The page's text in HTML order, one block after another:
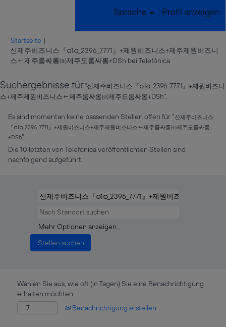
Sprache Profil anzeigen
Startseite |
신제주비즈니스『ഠ1ഠ_2396_7771』+제원비즈니스+제주제원비즈니
스←제주룸싸롱㈽제주도룸싸롱+DSh bei Telefónica(aktuelle
Suchergebnisse für"신제주비즈니스『ഠ1ഠ_2396_7771』+제원비즈니
스+제주제원비즈니스←제주룸싸롱㈽제주도룸싸롱+DSh".
Es sind momentan keine passenden Stellen offen für "신제주비즈니스
『ഠ1ഠ_2396_7771』+제원비즈니스+제주제원비즈니스←제주룸싸롱㈽제주도룸싸롱
+DSh".
Die 10 letzten von Telefónica veröffentlichten Stellen sind
nachfolgend aufgeführt.
Mehr Optionen anzeigen
Wählen Sie aus, wie oft (in Tagen) Sie eine Benachrichtigung
erhalten möchten:
Benachrichtigung erstellen